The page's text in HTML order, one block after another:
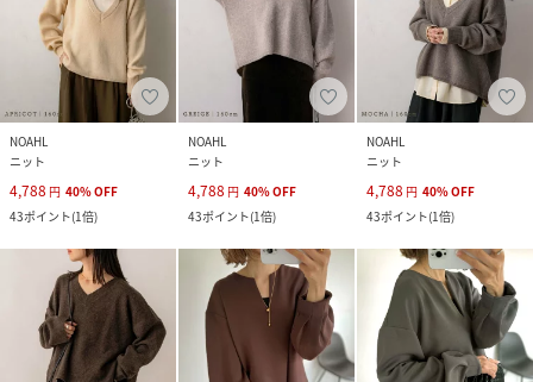
NOAHL
ニット
4,788 円 40%OFF
43ポイント(1倍)
NOAHL
ニット
4,788 円 40%OFF
43ポイント(1倍)
NOAHL
ニット
4,788 円 40%OFF
43ポイント(1倍)